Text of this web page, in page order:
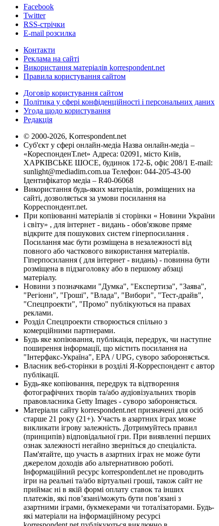
Facebook
Twitter
RSS-стрічки
E-mail розсилка
Контакти
Реклама на сайті
Використання матеріалів korrespondent.net
Правила користування сайтом
Договір користування сайтом
Політика у сфері конфіденційності і персональних даних
Угода щодо користування
Редакція
© 2000-2026, Korrespondent.net
Суб'єкт у сфері онлайн-медіа Назва онлайн-медіа –
«КореспонденТ.net» Адреса: 02091, місто Київ,
ХАРКІВСЬКЕ ШОСЕ, будинок 172-Б, офіс 208/1 E-mail:
sunlight@mediadim.com.ua Телефон: 044-205-43-00
Ідентифікатор медіа – R40-06068
Використання будь-яких матеріалів, розміщених на
сайті, дозволяється за умови посилання на
Корреспондент.net.
При копіюванні матеріалів зі сторінки « Новини України
і світу» , для інтернет - видань - обов'язкове пряме
відкрите для пошукових систем гіперпосилання .
Посилання має бути розміщена в незалежності від
повного або часткового використання матеріалів.
Гіперпосилання ( для інтернет - видань) - повинна бути
розміщена в підзаголовку або в першому абзаці
матеріалу.
Новини з позначками "Думка", "Експертиза", "Заява",
"Регіони", "Гроші", "Влада", "Вибори", "Тест-драйв",
"Спецпроекти", "Промо" публікуються на правах
реклами.
Розділ Спецпроекти створюється спільно з
комерційними партнерами.
Будь яке копіювання, публікація, передрук, чи наступне
поширення інформації, що містить посилання на
"Інтерфакс-Україна", EPA / UPG, суворо забороняється.
Власник веб-сторінки в розділі Я-Корреспондент є автор
публікації.
Будь-яке копіювання, передрук та відтворення
фотографічних творів та/або аудіовізуальних творів
правовласника Getty Images - суворо забороняється.
Матеріали сайту korrespondent.net призначені для осіб
старше 21 року (21+). Участь в азартних іграх може
викликати ігрову залежність. Дотримуйтесь правил
(принципів) відповідальної гри. При виявленні перших
ознак залежності негайно зверніться до спеціаліста.
Пам'ятайте, що участь в азартних іграх не може бути
джерелом доходів або альтернативою роботі.
Інформаційний ресурс korrespondent.net не проводить
ігри на реальні та/або віртуальні гроші, також сайт не
приймає ні в якій формі оплату ставок та інших
платежів, які пов’язані/можуть бути пов’язані з
азартними іграми, букмекерами чи тоталізаторами. Будь-
які матеріали на інформаційному ресурсі